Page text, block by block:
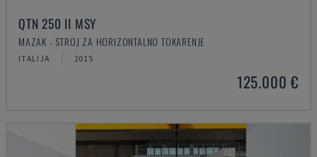
QTN 250 II MSY
MAZAK - STROJ ZA HORIZONTALNO TOKARENJE
ITALIJA 2015
125.000 €